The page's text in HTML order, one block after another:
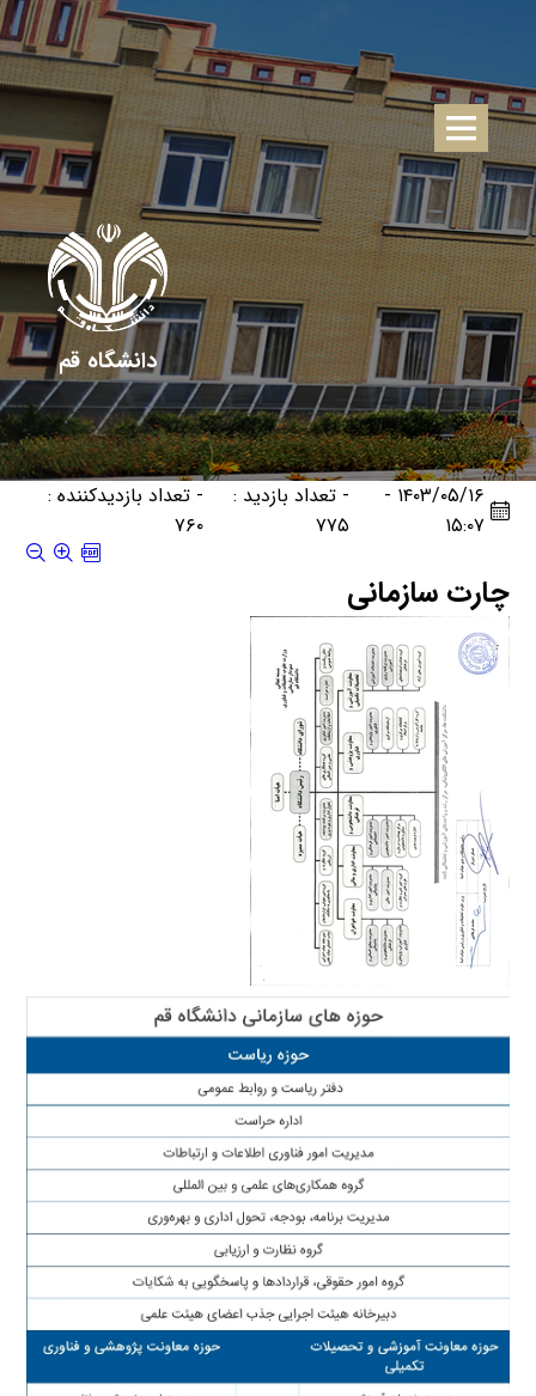
دانشگاه قم
۱۴۰۳/۰۵/۱۶ -
۱۵:۰۷
- تعداد بازدید :
۷۷۵
- تعداد بازدیدکننده :
۷۶۰
چارت سازمانی